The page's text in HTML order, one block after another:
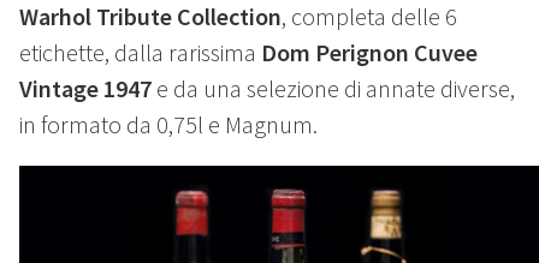
Warhol Tribute Collection, completa delle 6
etichette, dalla rarissima Dom Perignon Cuvee
Vintage 1947 e da una selezione di annate diverse,
in formato da 0,75l e Magnum.